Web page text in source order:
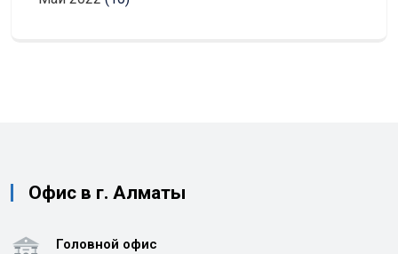
Офис в г. Алматы
Головной офис